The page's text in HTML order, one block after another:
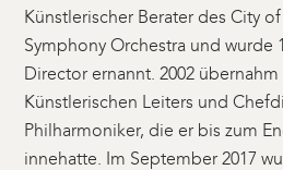
Künstlerischer Berater des City
Symphony Orchestra und wurde
Director ernannt. 2002
Künstlerischen Leiters und
Philharmoniker, die er bis zum
innehatte. Im September 2017